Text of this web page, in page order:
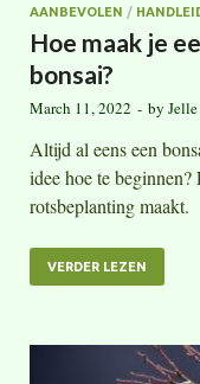
AANBEVOLEN /
Hoe maak je
bonsai?
March 11, 2022 - by
Altijd al eens een
idee hoe te
rotsbeplanting maakt.
VERDER LEZEN